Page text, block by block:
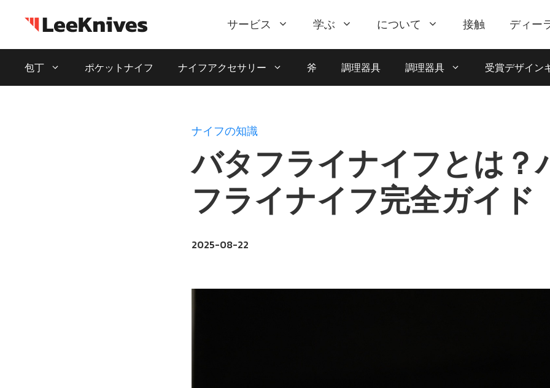
に
サービス 学ぶ について 接触 ディー
包丁 ポケットナイフ ナイフアクセサリー 斧 調理器具 調理器具 受賞デザイン
ナイフの知識
バタフライナイフとは？
フライナイフ完全ガイド
2025-08-22